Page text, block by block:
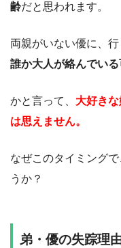
齢だと思われます。
両親がいない優に、
誰か大人が絡んでい
かと言って、 大好き
は思えません。
なぜこのタイミング
うか？
弟・優の失踪理